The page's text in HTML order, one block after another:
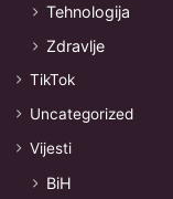
Tehnologija
Zdravlje
TikTok
Uncategorized
Vijesti
BiH